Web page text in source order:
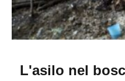
L'asilo nel